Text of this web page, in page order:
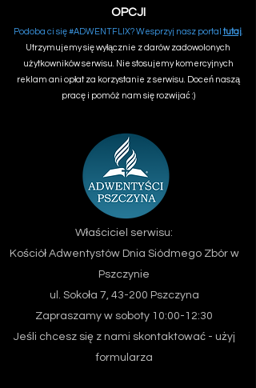
OPCJI
Podoba ci się #ADWENTFLIX? Wesprzyj nasz portal tutaj.
Utrzymujemy się wyłącznie z darów zadowolonych
użytkowników serwisu. Nie stosujemy komercyjnych
reklam ani opłat za korzystanie z serwisu. Doceń naszą
pracę i pomóż nam się rozwijać :)
Właściciel serwisu:
Kościół Adwentystów Dnia Siódmego Zbór w
Pszczynie
ul. Sokoła 7, 43-200 Pszczyna
Zapraszamy w soboty 10:00-12:30
Jeśli chcesz się z nami skontaktować - użyj
formularza